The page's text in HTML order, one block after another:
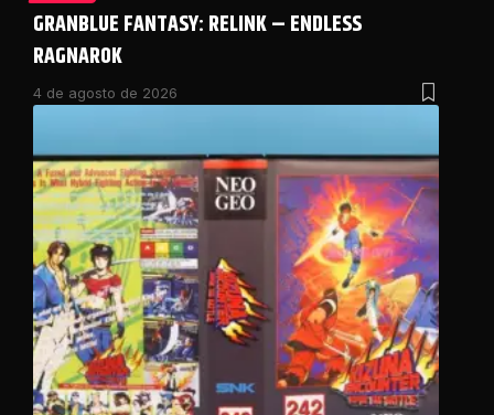
GRANBLUE FANTASY: RELINK – ENDLESS
RAGNAROK
4 de agosto de 2026